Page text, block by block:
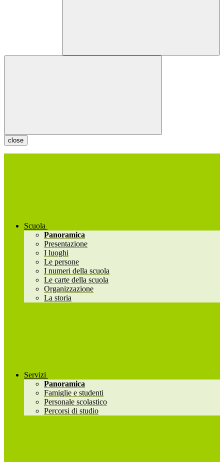
close
Scuola
Panoramica
Presentazione
I luoghi
Le persone
I numeri della scuola
Le carte della scuola
Organizzazione
La storia
Servizi
Panoramica
Famiglie e studenti
Personale scolastico
Percorsi di studio